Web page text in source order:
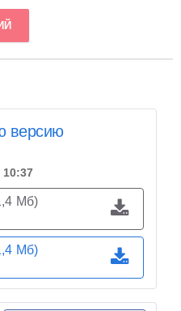
версию
10:37
Мб)
Мб)